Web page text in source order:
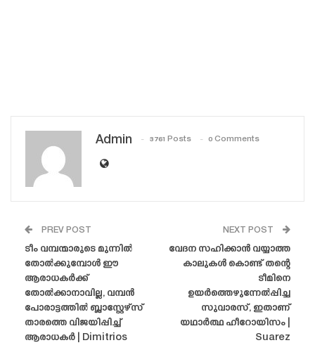
Admin 3761 Posts 0 Comments
PREV POST
ടീം വമ്പന്മാരുടെ മുന്നിൽ
തോൽക്കുമ്പോൾ ഈ
ആരാധകർക്ക്
തോൽക്കാനാവില്ല, വമ്പൻ
പോരാട്ടത്തിൽ ബ്ലാസ്റ്റേഴ്‌സ്
താരത്തെ വിജയിപ്പിച്ച്
ആരാധകർ | Dimitrios
NEXT POST
വേദന സഹിക്കാൻ വയ്യാത്ത
കാലുകൾ കൊണ്ട് തന്റെ
ടീമിനെ
ഉയർത്തെഴുന്നേൽപ്പിച്ച
സുവാരസ്, ഇതാണ്
യഥാർത്ഥ ഹീറോയിസം |
Suarez